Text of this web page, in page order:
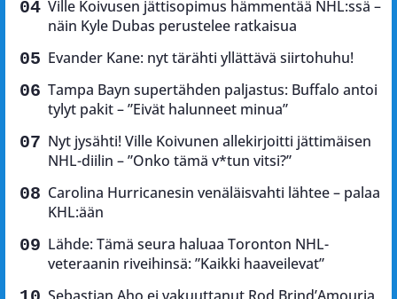
Ville Koivusen jättisopimus hämmentää NHL:ssä –
näin Kyle Dubas perustelee ratkaisua
Evander Kane: nyt tärähti yllättävä siirtohuhu!
Tampa Bayn supertähden paljastus: Buffalo antoi
tylyt pakit – ”Eivät halunneet minua”
Nyt jysähti! Ville Koivunen allekirjoitti jättimäisen
NHL-diilin – ”Onko tämä v*tun vitsi?”
Carolina Hurricanesin venäläisvahti lähtee – palaa
KHL:ään
Lähde: Tämä seura haluaa Toronton NHL-
veteraanin riveihinsä: ”Kaikki haaveilevat”